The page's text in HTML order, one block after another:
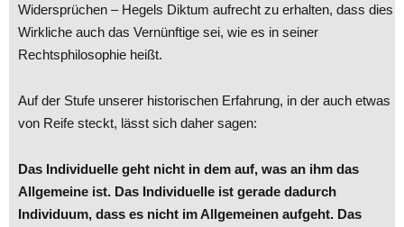
Widersprüchen – Hegels Diktum aufrecht zu erhalten, dass dies
Wirkliche auch das Vernünftige sei, wie es in seiner
Rechtsphilosophie heißt.
Auf der Stufe unserer historischen Erfahrung, in der auch etwas
von Reife steckt, lässt sich daher sagen:
Das Individuelle geht nicht in dem auf, was an ihm das
Allgemeine ist. Das Individuelle ist gerade dadurch
Individuum, dass es nicht im Allgemeinen aufgeht. Das